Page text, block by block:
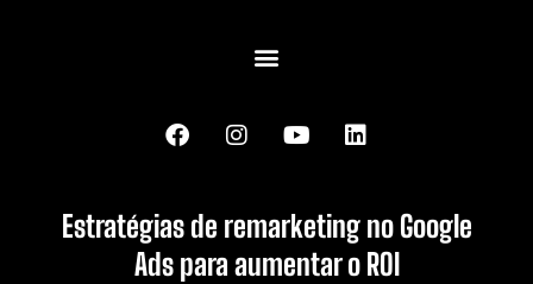
Estratégias de remarketing no Google
Ads para aumentar o ROI